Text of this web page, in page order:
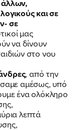
άλλων,
και σε
σε
μας
να δίνουν
στο νου
, από την
αμέσως, υπό
ένα ολόκληρο
λεπτά